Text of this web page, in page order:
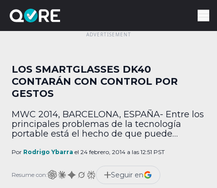
LOS SMARTGLASSES DK40
CONTARÁN CON CONTROL POR
GESTOS
MWC 2014, BARCELONA, ESPAÑA- Entre los
principales problemas de la tecnología
portable está el hecho de que puede
cuenten con un teclado o en su defecto, con
empresa israelí especializada en control por
gestos, trabajará de la mano con Lumus en
Por Rodrigo Ybarra el 24 febrero, 2014 a las 12:51 PST
Resume con: Seguir en